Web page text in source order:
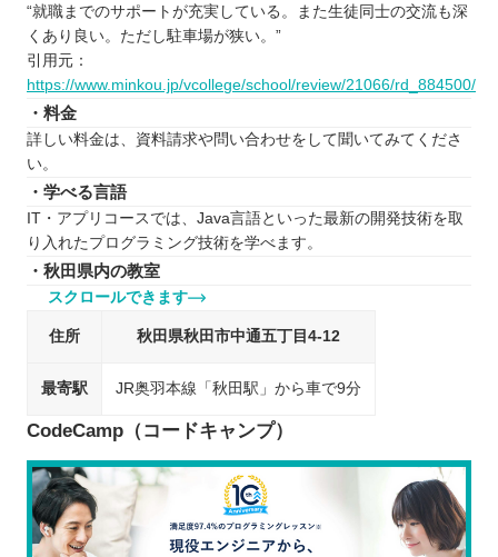
“就職までのサポートが充実している。また生徒同士の交流も深
くあり良い。ただし駐車場が狭い。”
引用元：
https://www.minkou.jp/vcollege/school/review/21066/rd_884500/
・料金
詳しい料金は、資料請求や問い合わせをして聞いてみてくださ
い。
・学べる言語
IT・アプリコースでは、Java言語といった最新の開発技術を取
り入れたプログラミング技術を学べます。
・秋田県内の教室
スクロールできます
住所 秋田県秋田市中通五丁目4-12
最寄駅 JR奥羽本線「秋田駅」から車で9分
CodeCamp（コードキャンプ）